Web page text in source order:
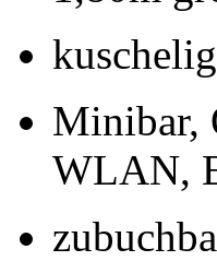
Minibar,
WLAN,